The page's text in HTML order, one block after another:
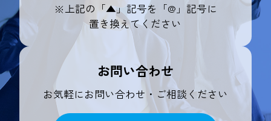
※上記の「▲」記号を「@」記号に
置き換えてください
お問い合わせ
お気軽にお問い合わせ・ご相談ください